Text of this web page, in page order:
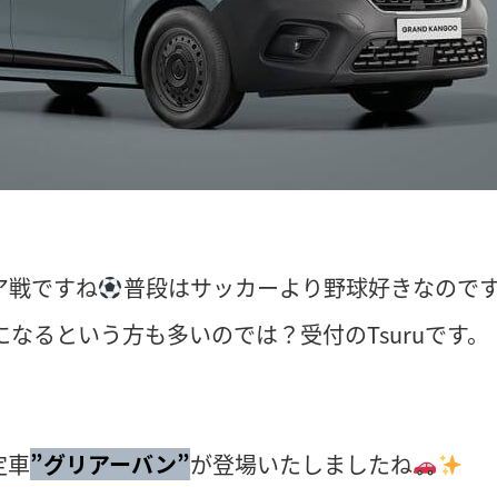
戦ですね
普段はサッカーより野球好きなので
るという方も多いのでは？受付のTsuruです。
車”グリアーバン”が登場いたしましたね